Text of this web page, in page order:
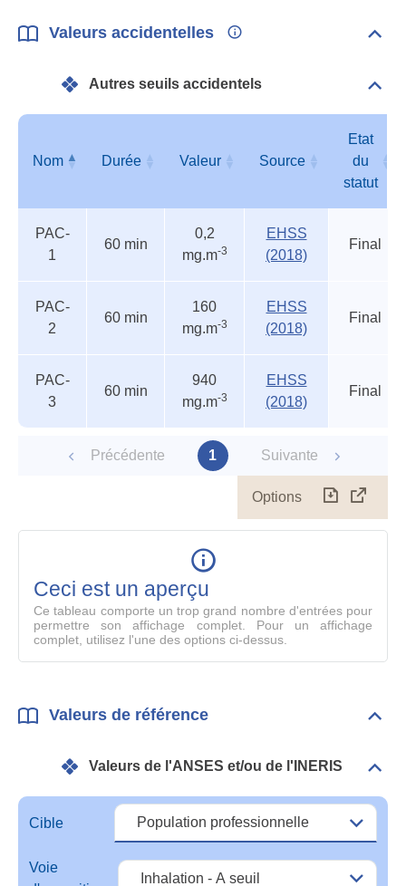
Valeurs accidentelles
Autres seuils accidentels
seuils
accidentels
Nom Durée Valeur Source
Etat
du
statut
du
PAC-
1
60 min
0,2
mg.m-3
EHSS
(2018)
Final
PAC-
2
60 min
160
mg.m-3
EHSS
(2018)
Final
PAC-
3
60 min
940
mg.m-3
EHSS
(2018)
Final
Précédente 1 Suivante
Options
le
Ceci est un aperçu
Ce tableau comporte un trop grand nombre d'entrées pour
permettre son affichage complet. Pour un affichage
complet, utilisez l'une des options ci-dessus.
Valeurs de référence
Valeurs de l'ANSES et/ou de l'INERIS
de
Cible
Voie